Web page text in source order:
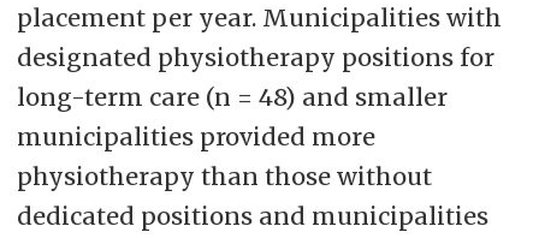
placement per year. Municipalities with
designated physiotherapy positions for
long-term care (n = 48) and smaller
municipalities provided more
physiotherapy than those without
dedicated positions and municipalities